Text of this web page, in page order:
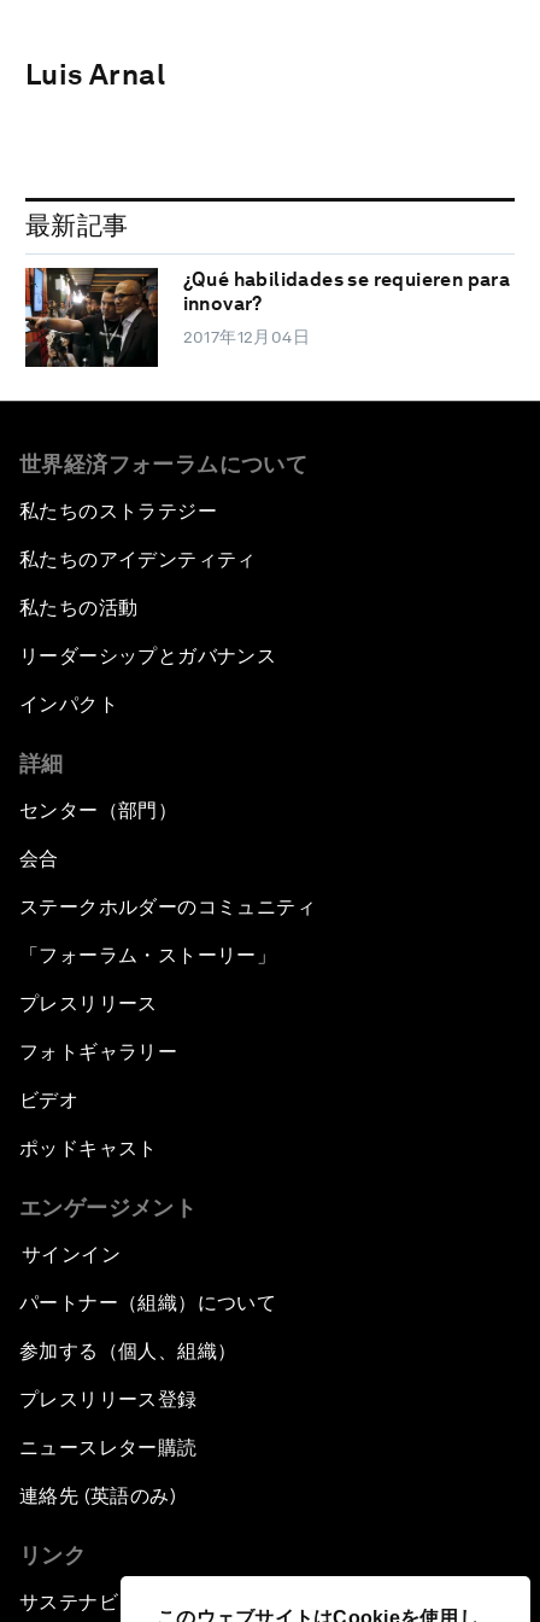
このウェブサイトはCookieを使用し
Luis Arnal
最新記事
¿Qué habilidades se requieren para
innovar?
2017年12月04日
世界経済フォーラムについて
私たちのストラテジー
私たちのアイデンティティ
私たちの活動
リーダーシップとガバナンス
インパクト
詳細
センター（部門）
会合
ステークホルダーのコミュニティ
「フォーラム・ストーリー」
プレスリリース
フォトギャラリー
ビデオ
ポッドキャスト
エンゲージメント
サインイン
パートナー（組織）について
参加する（個人、組織）
プレスリリース登録
ニュースレター購読
連絡先 (英語のみ)
リンク
サステナビリティへの取り組み